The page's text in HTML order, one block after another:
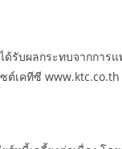
ด้รับผลกระทบจากกา
ต์เคทีซี www.ktc.co.th